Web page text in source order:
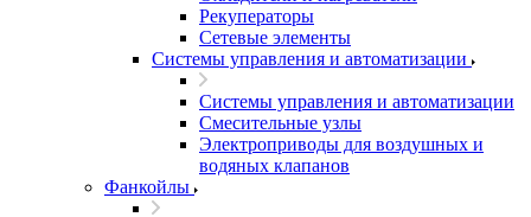
Рекуператоры
Сетевые элементы
Системы управления и автоматизации
Системы управления и автоматизации
Смесительные узлы
Электроприводы для воздушных и
водяных клапанов
Фанкойлы